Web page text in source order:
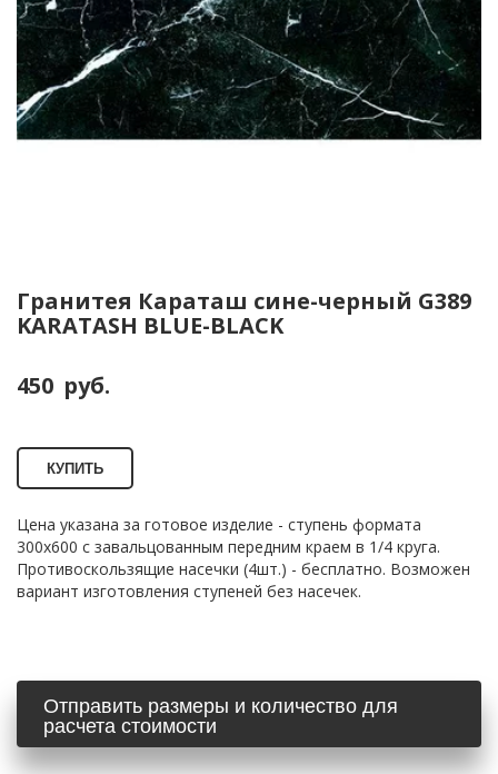
Гранитея Караташ сине-черный G389
KARATASH BLUE-BLACK
450 руб.
КУПИТЬ
Цена указана за готовое изделие - ступень формата
300х600 с завальцованным передним краем в 1/4 круга.
Противоскользящие насечки (4шт.) - бесплатно. Возможен
вариант изготовления ступеней без насечек.
Отправить размеры и количество для
расчета стоимости